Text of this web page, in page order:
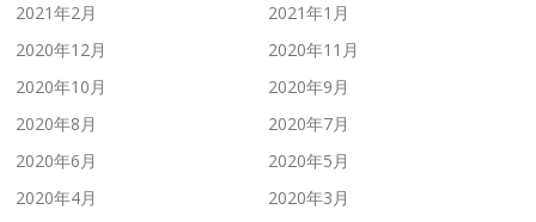
2021年2月
2021年1月
2020年12月
2020年11月
2020年10月
2020年9月
2020年8月
2020年7月
2020年6月
2020年5月
2020年4月
2020年3月